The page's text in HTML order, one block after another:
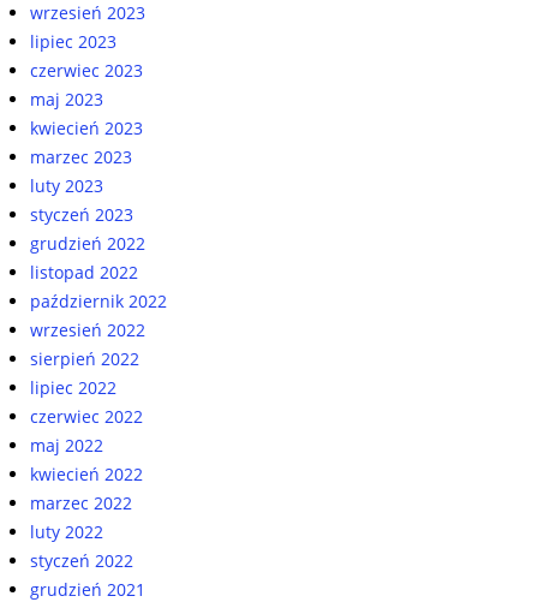
wrzesień 2023
lipiec 2023
czerwiec 2023
maj 2023
kwiecień 2023
marzec 2023
luty 2023
styczeń 2023
grudzień 2022
listopad 2022
październik 2022
wrzesień 2022
sierpień 2022
lipiec 2022
czerwiec 2022
maj 2022
kwiecień 2022
marzec 2022
luty 2022
styczeń 2022
grudzień 2021